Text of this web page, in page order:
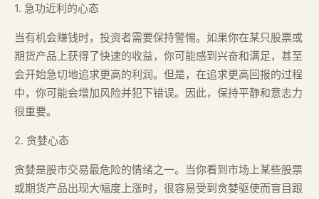
1. 急功近利的心态
当有机会赚钱时，投资者需要保持警惕。如果你在某只股票或
期货产品上获得了快速的收益，你可能感到兴奋和满足，甚至
会开始急切地追求更高的利润。但是，在追求更高回报的过程
中，你可能会增加风险并犯下错误。因此，保持平静和意志力
很重要。
2. 贪婪心态
贪婪是股市交易最危险的情绪之一。当你看到市场上某些股票
或期货产品出现大幅度上涨时，很容易受到贪婪驱使而盲目跟